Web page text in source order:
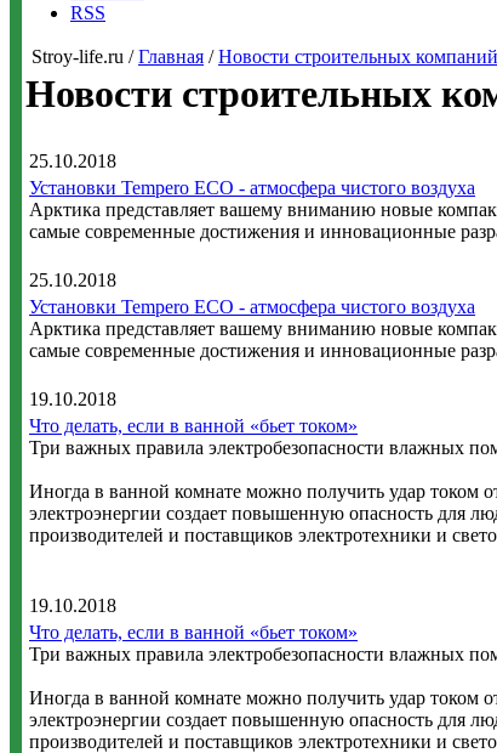
RSS
Stroy-life.ru /Главная /Новости строительных компаний
Новости строительных
25.10.2018
Установки Tempero ECO - атмосфера чистого воздуха
Арктика представляет вашему вниманию новые
самые современные достижения и инновационные
25.10.2018
Установки Tempero ECO - атмосфера чистого воздуха
Арктика представляет вашему вниманию новые
самые современные достижения и инновационные
19.10.2018
Что делать, если в ванной «бьет током»
Три важных правила электробезопасности влажных
Иногда в ванной комнате можно получить удар током
электроэнергии создает повышенную опасность для
производителей и поставщиков электротехники и
19.10.2018
Что делать, если в ванной «бьет током»
Три важных правила электробезопасности влажных
Иногда в ванной комнате можно получить удар током
электроэнергии создает повышенную опасность для
производителей и поставщиков электротехники и